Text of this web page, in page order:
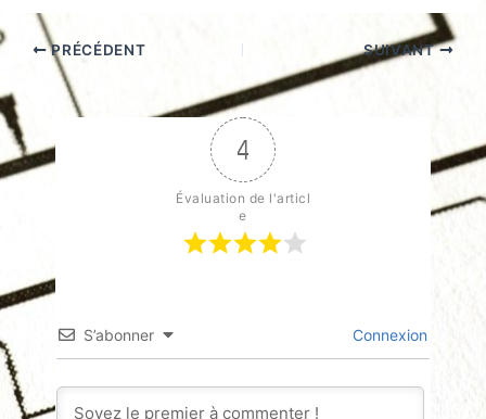
PRÉCÉDENT SUIVANT
4
Évaluation de l'articl
e
S’abonner Connexion